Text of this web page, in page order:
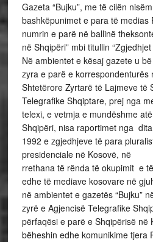
Gazeta “Bujku”, me të cilën
bashkëpunimet e para të medias
numrin e parë në ballinë
në Shqipëri” mbi titullin
Në ambientet e kësaj gazete u
zyra e parë e korrespondenturës
Shtetërore Zyrtarë të Lajmeve të
Telegrafike Shqiptare, prej nga
telexi, e vetmja e mundëshme
Shqipëri, nisa raportimet nga
1992 e zgjedhjeve të para
presidenciale në Kosovë, në
rrethana të rënda të okupimit e
edhe të mediave kosovare në
në ambientet e gazetës “Bujku”
zyrë e Agjencisë Telegrafike
përfaqësi e parë e Shqipërisë në
bëheshin edhe komunikime tjera